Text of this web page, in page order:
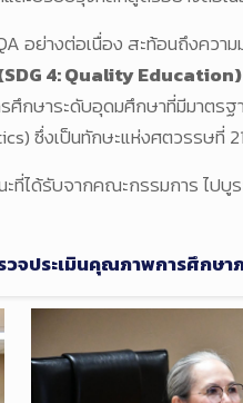
ย่างต่อเนื่อง สะท้อนถึงควา
4: Quality Education)
ศึกษาระดับอุดมศึกษาที่มีมาตรฐ
ซึ่งเป็นทักษะแห่งศตวรรษ
ที่ได้รับจากคณะกรรมการ
จประเมินคุณภาพการศึกษ